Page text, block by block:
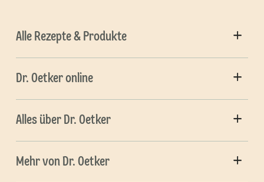
Alle Rezepte & Produkte
Dr. Oetker online
Alles über Dr. Oetker
Mehr von Dr. Oetker